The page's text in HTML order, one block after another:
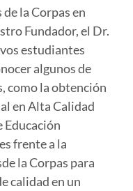
la Corpas en
Fundador, el Dr.
estudiantes
algunos de
como la obtención
en Alta Calidad
frente a la
la Corpas para
calidad en un